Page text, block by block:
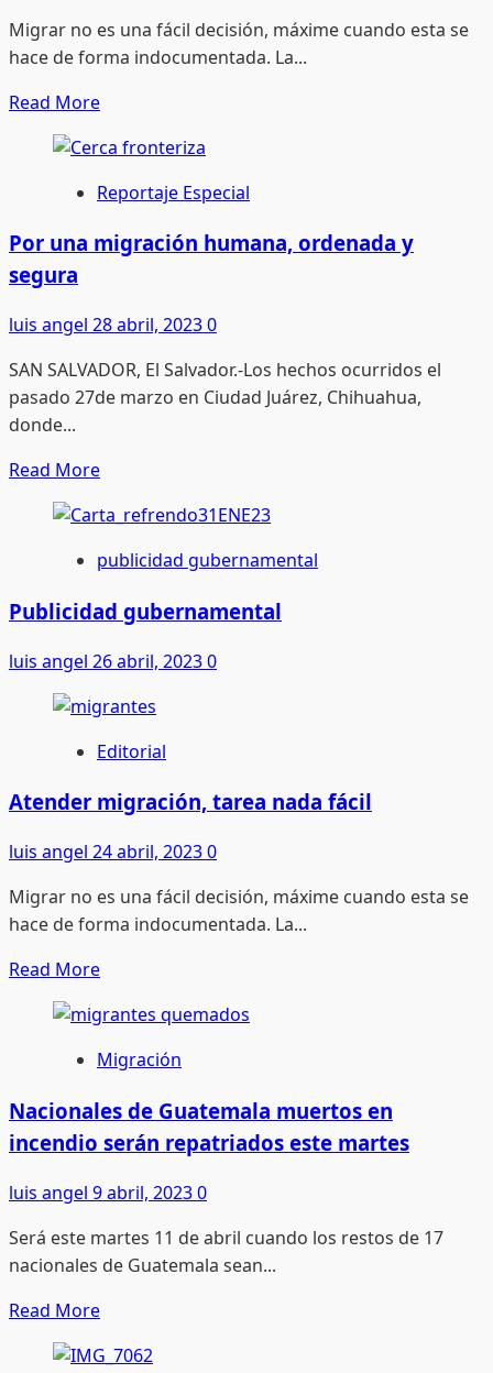
uniformes
y
gratuito
Migrar no es una fácil decisión, máxime cuando esta se
hace de forma indocumentada. La...
Read MoreRead
about
Migración
indocumentada,
reto
Reportaje Especial
Por una migración humana, ordenada y
segura
luis angel 28 abril, 20230
SAN SALVADOR, El Salvador.-Los hechos ocurridos el
pasado 27de marzo en Ciudad Juárez, Chihuahua,
donde...
Read MoreRead
about
Por
una
migración
ordenada
segura
publicidad gubernamental
Publicidad gubernamental
luis angel 26 abril, 20230
Editorial
Atender migración, tarea nada fácil
luis angel 24 abril, 20230
Migrar no es una fácil decisión, máxime cuando esta se
hace de forma indocumentada. La...
Read MoreRead
about
Atender
migración,
tarea
nada
fácil
Migración
Nacionales de Guatemala muertos en
incendio serán repatriados este martes
luis angel 9 abril, 20230
Será este martes 11 de abril cuando los restos de 17
nacionales de Guatemala sean...
Read MoreRead
about